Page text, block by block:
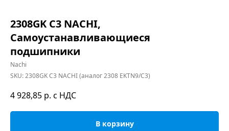
2308GK C3 NACHI,
Самоустанавливающиеся
подшипники
Nachi
SKU:2308GK C3 NACHI (аналог 2308 EKTN9/C3)
4 928,85 р. с НДС
В корзину